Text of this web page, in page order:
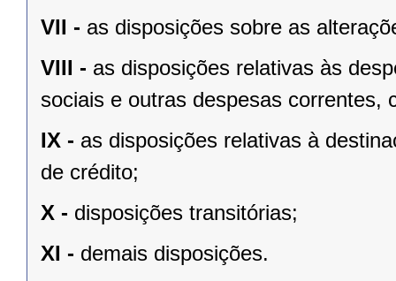
VII - as disposições sobre as
VIII - as disposições relativas às
sociais e outras despesas correntes,
IX - as disposições relativas à
de crédito;
X - disposições transitórias;
XI - demais disposições.